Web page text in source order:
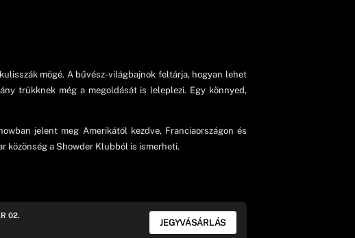
mögé. A bűvész-világbajnok feltárja, hogyan lehet
trükknek még a megoldását is leleplezi. Egy könnyed,
jelent meg Amerikától kezdve, Franciaországon és
közönség a Showder Klubból is ismerheti.
02.
JEGYVÁSÁRLÁS